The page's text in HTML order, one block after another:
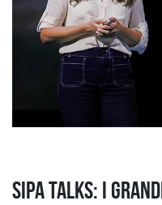
SIPA Talks: I